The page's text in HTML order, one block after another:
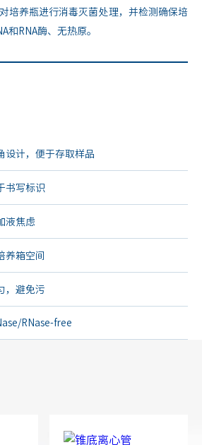
培养瓶进行消毒灭菌处理，并检测确保培
和RNA酶、无热原。
设计，便于存取样品
书写标识
液焦虑
养箱空间
，避免污
RNase-free